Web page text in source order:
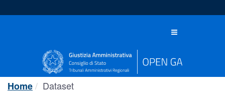
al
Toggle
Home Dataset